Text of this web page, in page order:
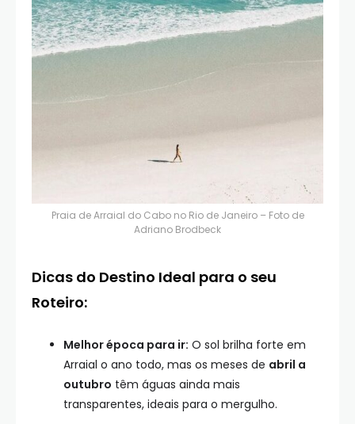
Praia de Arraial do Cabo no Rio de Janeiro – Foto de
Adriano Brodbeck
Dicas do Destino Ideal para o seu
Roteiro:
Melhor época para ir: O sol brilha forte em
Arraial o ano todo, mas os meses de abril a
outubro têm águas ainda mais
transparentes, ideais para o mergulho.